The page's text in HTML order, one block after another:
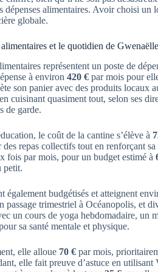
dépenses alimentaires. Avoir choisi un
globale.
alimentaires et le quotidien de Gwenaëlle
représentent un poste de
à environ 420 € par mois pour
son panier avec des produits locaux
cuisinant quasiment tout, selon ses
de garde.
le coût de la cantine s’élève à
repas collectifs tout en renforçant
fois par mois, pour un budget estimé à
petit.
également budgétisés et atteignent
passage trimestriel à Océanopolis, et
un cours de yoga hebdomadaire, un
sa santé mentale et physique.
elle alloue 70 € par mois,
elle fait preuve d’astuce en